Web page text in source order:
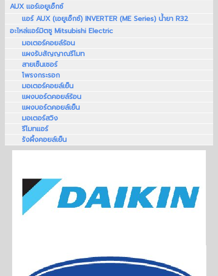
AUX แอร์เอยูเอ็กซ์
แอร์ AUX (เอยูเอ็กซ์) INVERTER (ME Series) น้ำยา R32
อะไหล่แอร์มิตซู Mitsubishi Electric
มอเตอร์คอยล์ร้อน
แผงรับสัญญาณรีโมท
สายเซ็นเซอร์
โพรงกระรอก
มอเตอร์คอยล์เย็น
แผงบอร์ดคอยล์ร้อน
แผงบอร์ดคอยล์เย็น
มอเตอร์สวิง
รีโมทแอร์
รังผึ้งคอยล์เย็น